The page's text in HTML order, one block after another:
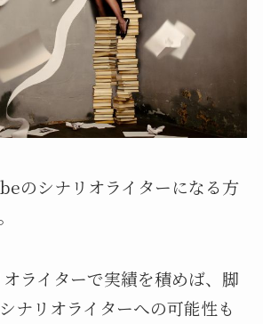
のシナリオライターになる方
ライターで実績を積めば、脚
ナリオライターへの可能性も